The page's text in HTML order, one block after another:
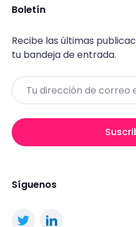
Boletín
Recibe las últimas
tu bandeja de entrada.
Email
Síguenos